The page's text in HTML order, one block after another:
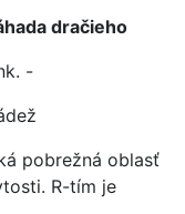
dračieho
-
pobrežná oblasť
R-tím je